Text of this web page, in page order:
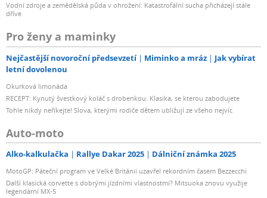
Vodní zdroje a zemědělská půda v ohrožení: Katastrofální sucha přicházejí stále
dříve
Pro ženy a maminky
Nejčastější novoroční předsevzetí Miminko a mráz
Jak vybírat
letní dovolenou
Okurková limonáda
RECEPT: Kynutý švestkový koláč s drobenkou. Klasika, se kterou zabodujete
Tohle nikdy neříkejte! Slova, kterými rodiče dětem ubližují ze všeho nejvíc
Auto-moto
Alko-kalkulačka Rallye Dakar 2025 Dálniční známka 2025
MotoGP: Páteční program ve Velké Británii uzavřel rekordním časem Bezzecchi
Další klasická corvette s dobrými jízdními vlastnostmi? Mitsuoka znovu využije
legendární MX-5